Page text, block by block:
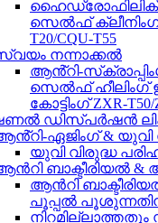
സെൽഫ് ക്ലീനിംഗ്
T20/CQU-T55
നന്നാക്കൽ
ആൻ്റി-
സെൽഫ് ഹീലിംഗ്
കോട്ടിംഗ് ZXR-T50/
ഡിസ്പർഷൻ
ഏജിംഗ് &
യുവി വിരുദ്ധ
ബാക്ടീരിയൽ &
ആൻറി
പൂപ്പൽ